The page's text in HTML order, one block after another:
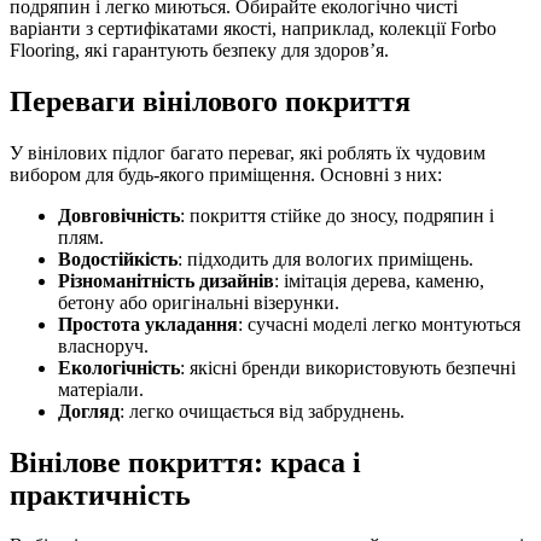
подряпин і легко миються. Обирайте екологічно чисті
варіанти з сертифікатами якості, наприклад, колекції Forbo
Flooring, які гарантують безпеку для здоров’я.
Переваги вінілового покриття
У вінілових підлог багато переваг, які роблять їх чудовим
вибором для будь-якого приміщення. Основні з них:
Довговічність: покриття стійке до зносу, подряпин і
плям.
Водостійкість: підходить для вологих приміщень.
Різноманітність дизайнів: імітація дерева, каменю,
бетону або оригінальні візерунки.
Простота укладання: сучасні моделі легко монтуються
власноруч.
Екологічність: якісні бренди використовують безпечні
матеріали.
Догляд: легко очищається від забруднень.
Вінілове покриття: краса і
практичність